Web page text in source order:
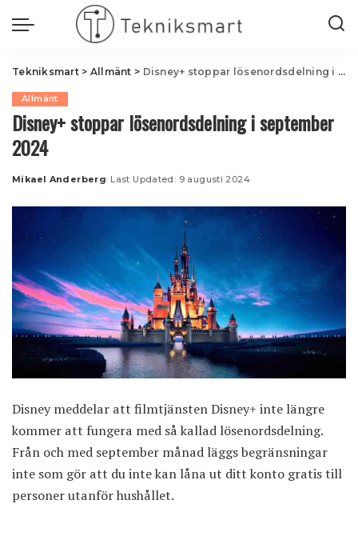
Tekniksmart> Allmänt > Disney+ stoppar lösenordsdelning i september 2024
Allmänt
Disney+ stoppar lösenordsdelning i september
2024
Posted
Mikael Anderberg Last Updated: 9 augusti 2024
Disney meddelar att filmtjänsten Disney+ inte längre
kommer att fungera med så kallad lösenordsdelning.
Från och med september månad läggs begränsningar
inte som gör att du inte kan låna ut ditt konto gratis till
personer utanför hushållet.